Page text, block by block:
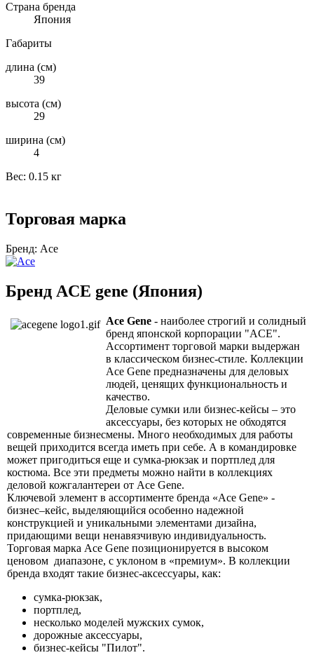
Страна бренда
Япония
Габариты
длина (см)
39
высота (см)
29
ширина (см)
4
Вес: 0.15 кг
Торговая марка
Бренд: Ace
Бренд ACE gene (Япония)
Ace Gene - наиболее строгий и солидный
бренд японской корпорации "ACE".
Ассортимент торговой марки выдержан
в классическом бизнес-стиле. Коллекции
Ace Gene предназначены для деловых
людей, ценящих функциональность и
качество.
Деловые сумки или бизнес-кейсы – это
аксессуары, без которых не обходятся
современные бизнесмены. Много необходимых для работы
вещей приходится всегда иметь при себе. А в командировке
может пригодиться еще и сумка-рюкзак и портплед для
костюма. Все эти предметы можно найти в коллекциях
деловой кожгалантереи от Ace Gene.
Ключевой элемент в ассортименте бренда «Ace Gene» -
бизнес–кейс, выделяющийся особенно надежной
конструкцией и уникальными элементами дизайна,
придающими вещи ненавязчивую индивидуальность.
Торговая марка Ace Gene позиционируется в высоком
ценовом диапазоне, с уклоном в «премиум». В коллекции
бренда входят такие бизнес-аксессуары, как:
сумка-рюкзак,
портплед,
несколько моделей мужских сумок,
дорожные аксессуары,
бизнес-кейсы "Пилот".